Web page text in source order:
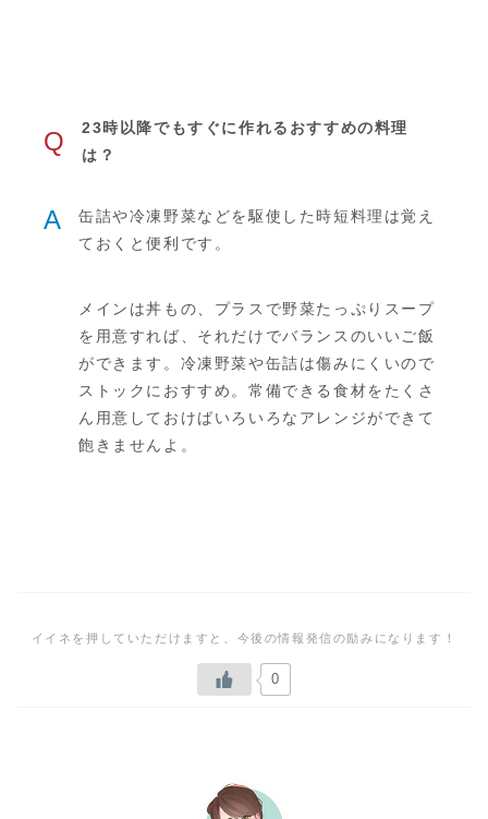
Q
23時以降でもすぐに作れるおすすめの料理
は？
A
缶詰や冷凍野菜などを駆使した時短料理は覚え
ておくと便利です。
メインは丼もの、プラスで野菜たっぷりスープ
を用意すれば、それだけでバランスのいいご飯
ができます。冷凍野菜や缶詰は傷みにくいので
ストックにおすすめ。常備できる食材をたくさ
ん用意しておけばいろいろなアレンジができて
飽きませんよ。
0